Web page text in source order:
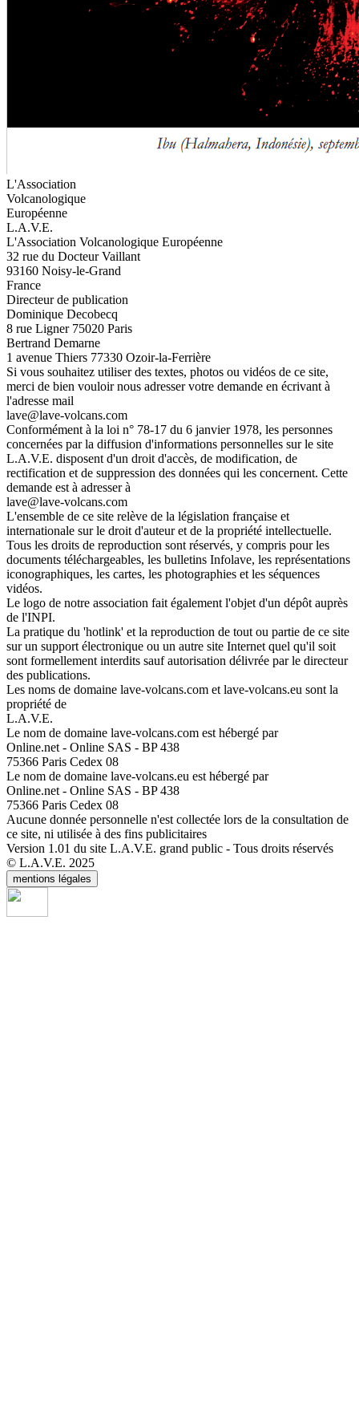
L'Association
Volcanologique
Européenne
L.A.V.E.
L'Association Volcanologique Européenne
32 rue du Docteur Vaillant
93160 Noisy-le-Grand
France
Directeur de publication
Dominique Decobecq
8 rue Ligner 75020 Paris
Bertrand Demarne
1 avenue Thiers 77330 Ozoir-la-Ferrière
Si vous souhaitez utiliser des textes, photos ou vidéos de ce site,
merci de bien vouloir nous adresser votre demande en écrivant à
l'adresse mail
lave@lave-volcans.com
Conformément à la loi n° 78-17 du 6 janvier 1978, les personnes
concernées par la diffusion d'informations personnelles sur le site
L.A.V.E. disposent d'un droit d'accès, de modification, de
rectification et de suppression des données qui les concernent. Cette
demande est à adresser à
lave@lave-volcans.com
L'ensemble de ce site relève de la législation française et
internationale sur le droit d'auteur et de la propriété intellectuelle.
Tous les droits de reproduction sont réservés, y compris pour les
documents téléchargeables, les bulletins Infolave, les représentations
iconographiques, les cartes, les photographies et les séquences
vidéos.
Le logo de notre association fait également l'objet d'un dépôt auprès
de l'INPI.
La pratique du 'hotlink' et la reproduction de tout ou partie de ce site
sur un support électronique ou un autre site Internet quel qu'il soit
sont formellement interdits sauf autorisation délivrée par le directeur
des publications.
Les noms de domaine lave-volcans.com et lave-volcans.eu sont la
propriété de
L.A.V.E.
Le nom de domaine lave-volcans.com est hébergé par
Online.net - Online SAS - BP 438
75366 Paris Cedex 08
Le nom de domaine lave-volcans.eu est hébergé par
Online.net - Online SAS - BP 438
75366 Paris Cedex 08
Aucune donnée personnelle n'est collectée lors de la consultation de
ce site, ni utilisée à des fins publicitaires
Version 1.01 du site L.A.V.E. grand public - Tous droits réservés
© L.A.V.E. 2025
mentions légales